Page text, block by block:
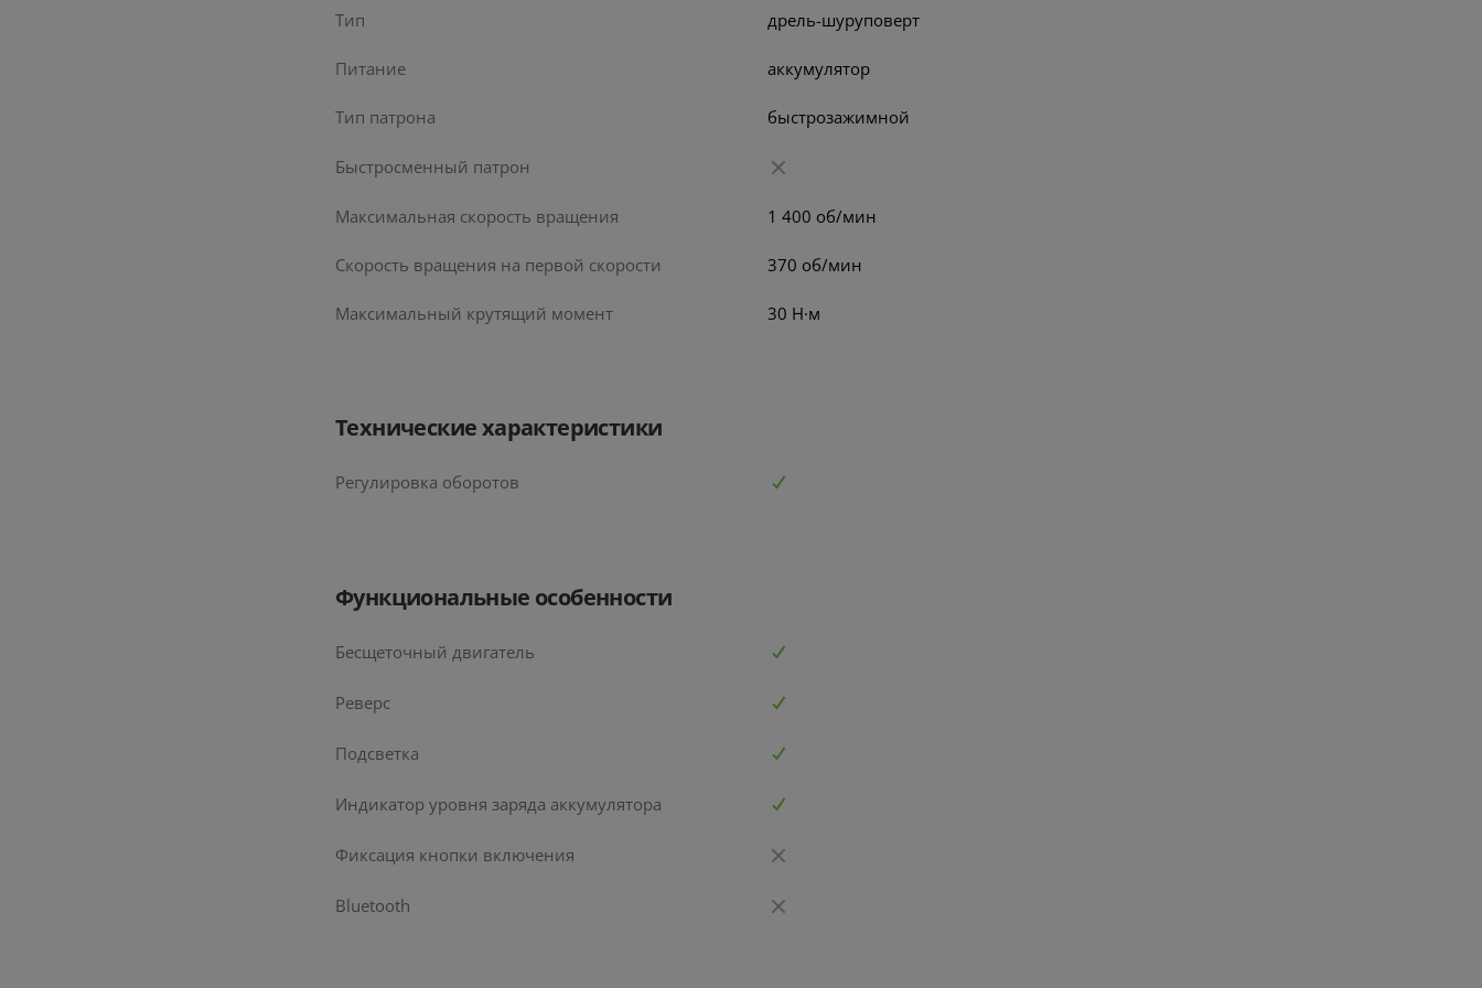
Тип дрель-шуруповерт
Питание аккумулятор
Тип патрона быстрозажимной
Быстросменный патрон
Максимальная скорость вращения 1 400 об/мин
Скорость вращения на первой скорости 370 об/мин
Максимальный крутящий момент 30 Н·м
Технические характеристики
Регулировка оборотов
Функциональные особенности
Бесщеточный двигатель
Реверс
Подсветка
Индикатор уровня заряда аккумулятора
Фиксация кнопки включения
Bluetooth
Набор инструментов с